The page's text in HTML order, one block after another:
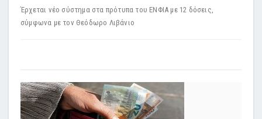
Έρχεται νέο σύστημα στα πρότυπα του ΕΝΦΙΑ με 12 δόσεις,
σύμφωνα με τον Θεόδωρο Λιβάνιο